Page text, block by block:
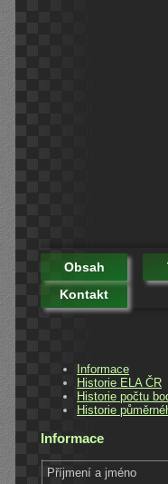
Obsah
Kontakt
Informace
Historie ELA ČR
Historie počtu
Historie
Informace
Příjmení a jméno